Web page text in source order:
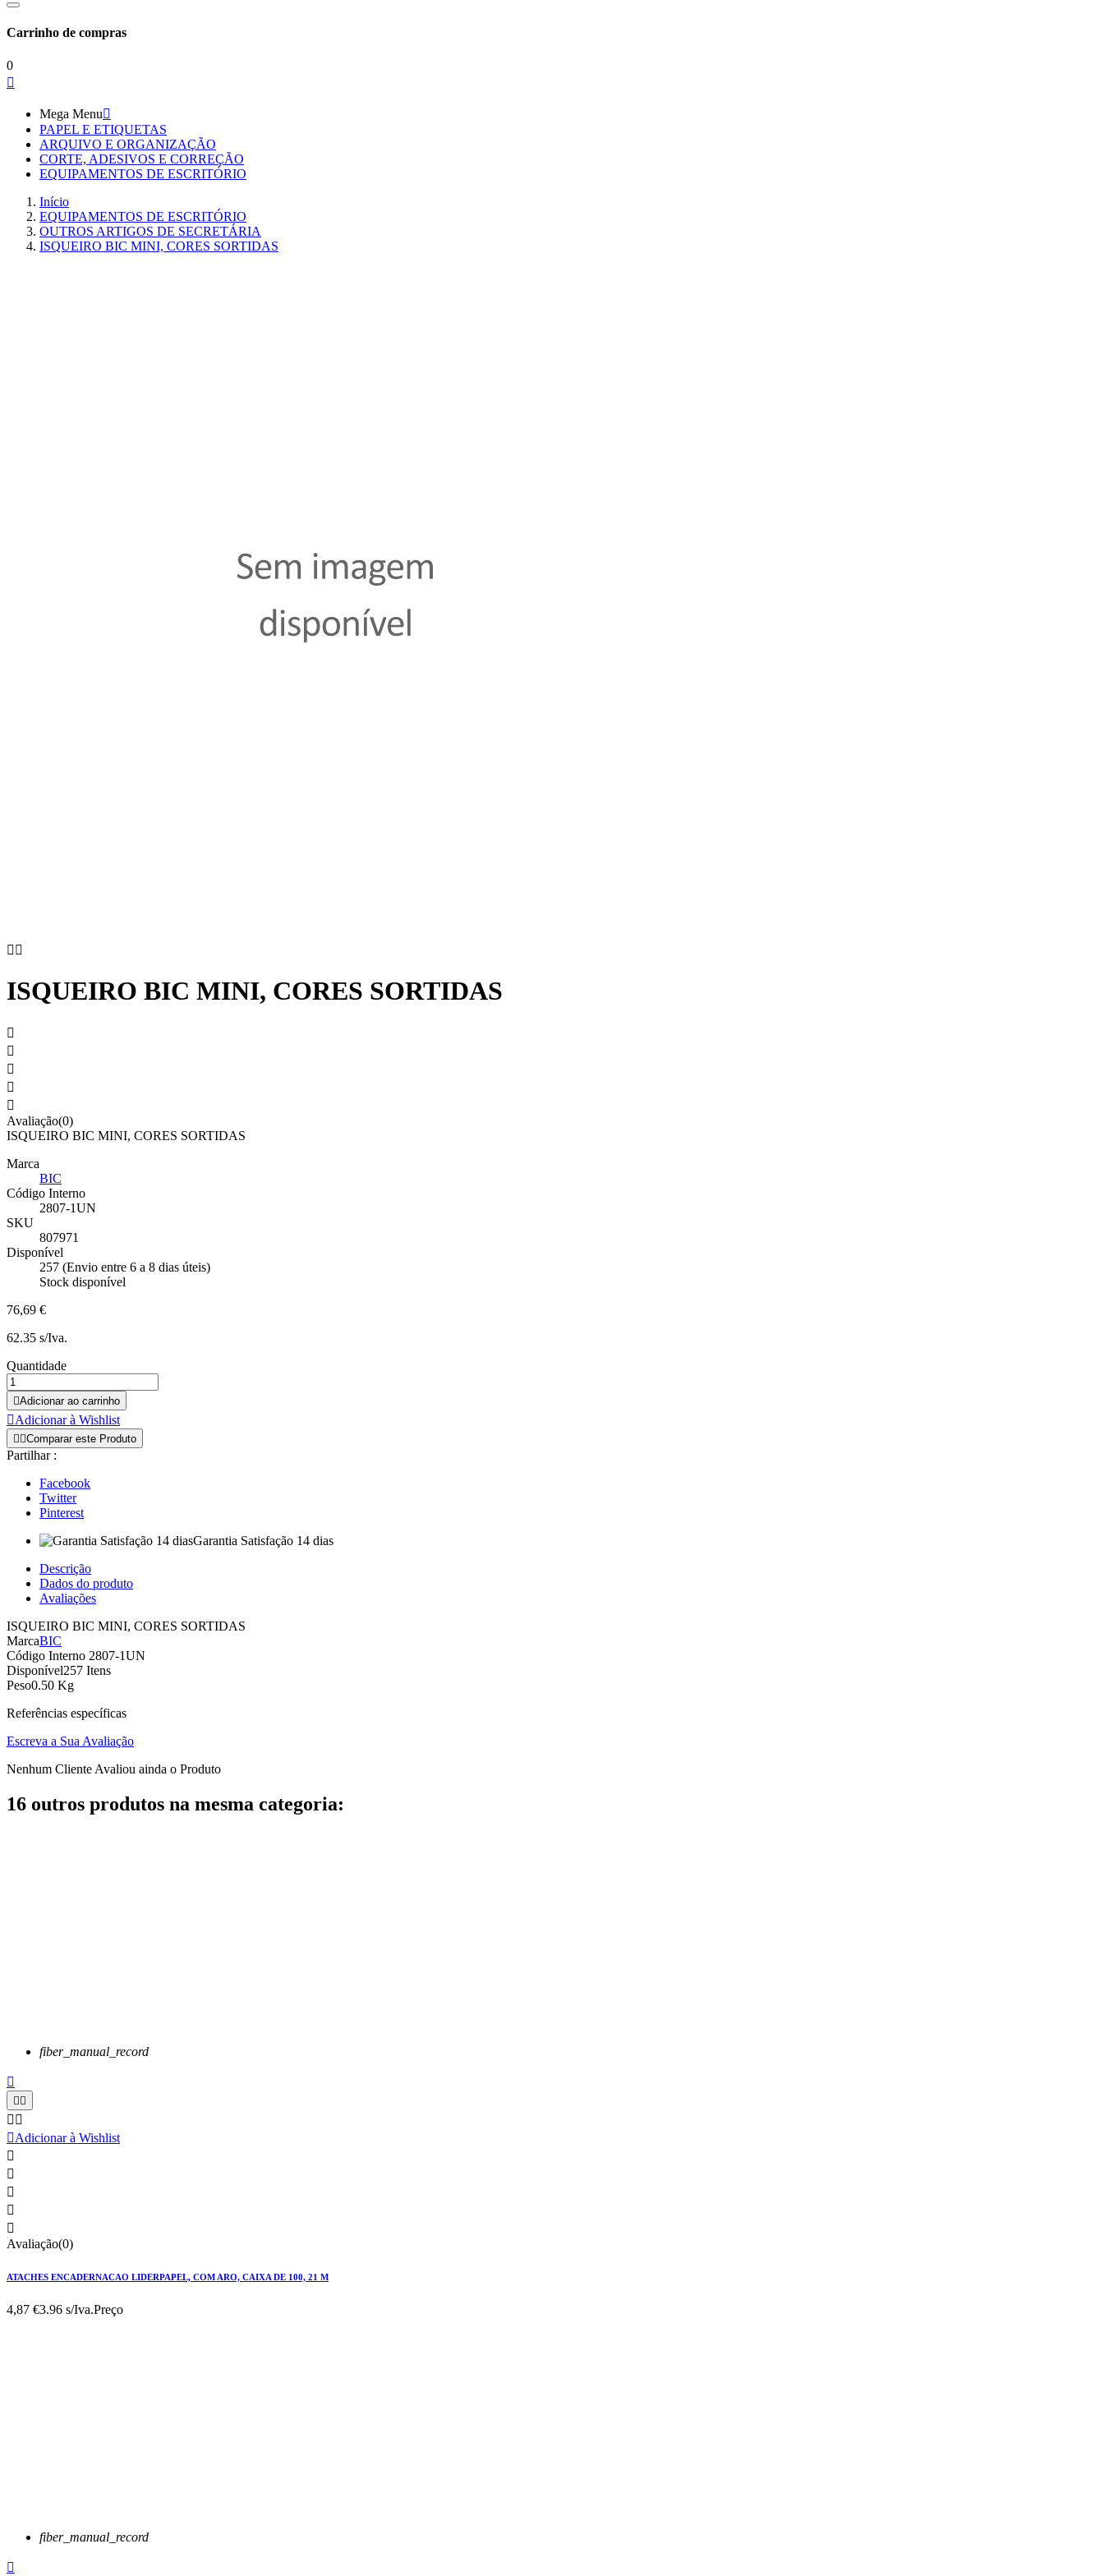
Carrinho de compras
0

Mega Menu
PAPEL E ETIQUETAS
ARQUIVO E ORGANIZAÇÃO
CORTE, ADESIVOS E CORREÇÃO
EQUIPAMENTOS DE ESCRITÓRIO
Início
EQUIPAMENTOS DE ESCRITÓRIO
OUTROS ARTIGOS DE SECRETÁRIA
ISQUEIRO BIC MINI, CORES SORTIDAS
 
ISQUEIRO BIC MINI, CORES SORTIDAS





Avaliação(0)
ISQUEIRO BIC MINI, CORES SORTIDAS
Marca
BIC
Código Interno
2807-1UN
SKU
807971
Disponível
257 (Envio entre 6 a 8 dias úteis)
Stock disponível
76,69 €
62.35 s/Iva.
Quantidade
Adicionar ao carrinho
Adicionar à Wishlist
 Comparar este Produto
Partilhar :
Facebook
Twitter
Pinterest
Garantia Satisfação 14 dias
Descrição
Dados do produto
Avaliações
ISQUEIRO BIC MINI, CORES SORTIDAS
MarcaBIC
Código Interno 2807-1UN
Disponível257 Itens
Peso0.50 Kg
Referências específicas
Escreva a Sua Avaliação
Nenhum Cliente Avaliou ainda o Produto
16 outros produtos na mesma categoria:
fiber_manual_record

 
 
Adicionar à Wishlist





Avaliação(0)
ATACHES ENCADERNACAO LIDERPAPEL, COM ARO, CAIXA DE 100, 21 M
4,87 €3.96 s/Iva.Preço
fiber_manual_record
